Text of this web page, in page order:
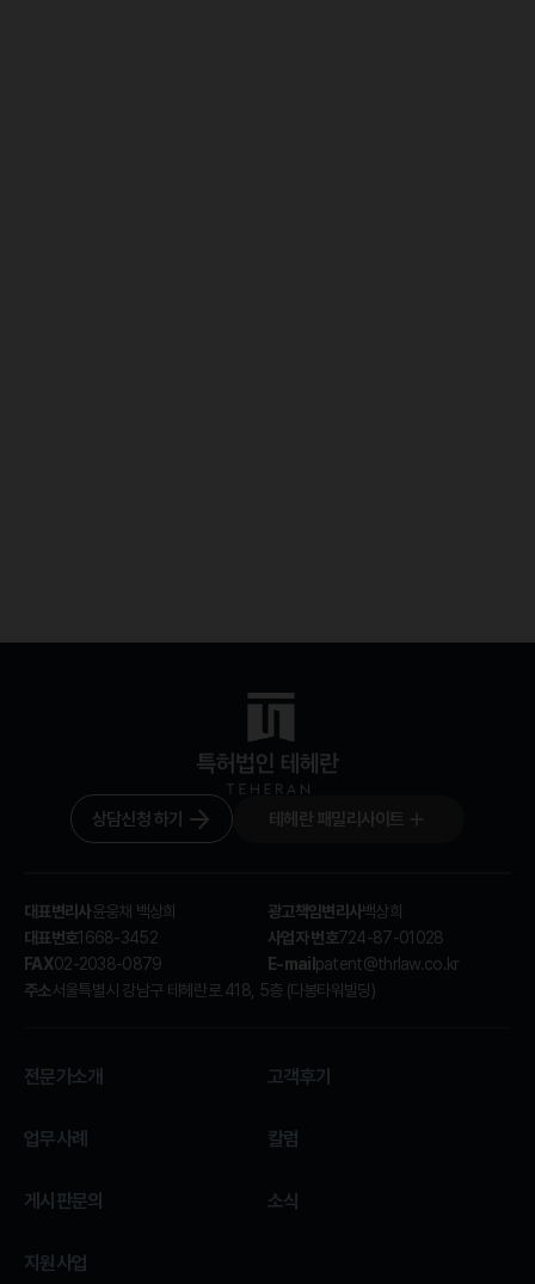
상담신청 하기 테헤란 패밀리사이트
대표변리사윤웅채 백상희 광고책임변리사백상희
대표번호1668-3452 사업자 번호724-87-01028
FAX02-2038-0879 E-mail patent@thrlaw.co.kr
주소서울특별시 강남구 테헤란로 418, 5층 (다봉타워빌딩)
전문가소개 고객후기
업무사례 칼럼
게시판문의 소식
지원사업